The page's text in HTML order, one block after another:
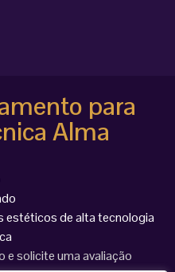
para
Alma
estéticos de alta tecnologia
solicite uma avaliação